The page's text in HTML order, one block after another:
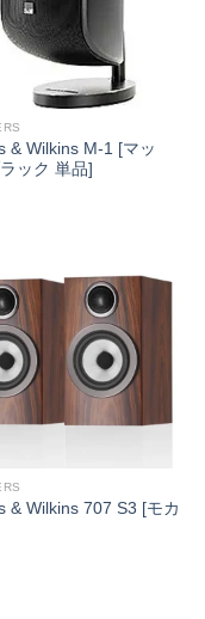
& Wilkins M-1 [マッ
ラック 単品]
& Wilkins 707 S3 [モカ